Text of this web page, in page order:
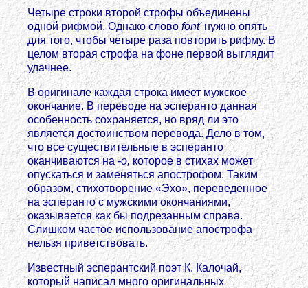
Четыре строки второй строфы объединены
одной рифмой. Однако словоfont' нужно опять
для того, чтобы четыре раза повторить рифму. В
целом вторая строфа на фоне первой выглядит
удачнее.
В оригинале каждая строка имеет мужское
окончание. В переводе на эсперанто данная
особенность сохраняется, но вряд ли это
является достоинством перевода. Дело в том,
что все существительные в эсперанто
оканчиваются на-о,которое в стихах может
опускаться и заменяться апострофом. Таким
образом, стихотворение «Эхо», переведенное
на эсперанто с мужскими окончаниями,
оказывается как бы подрезанным справа.
Слишком частое использование апострофа
нельзя приветствовать.
Известный эсперантский поэт К. Калочай,
который написал много оригинальных